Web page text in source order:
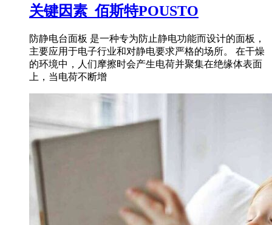
关键因素_佰斯特POUSTO
防静电台面板 是一种专为防止静电功能而设计的面板，
主要应用于电子行业和对静电要求严格的场所。 在干燥
的环境中，人们摩擦时会产生电荷并聚集在绝缘体表面
上，当电荷不断增